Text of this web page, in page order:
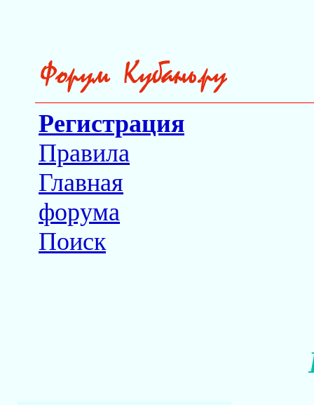
Регистрация
Правила
Главная
форума
Поиск